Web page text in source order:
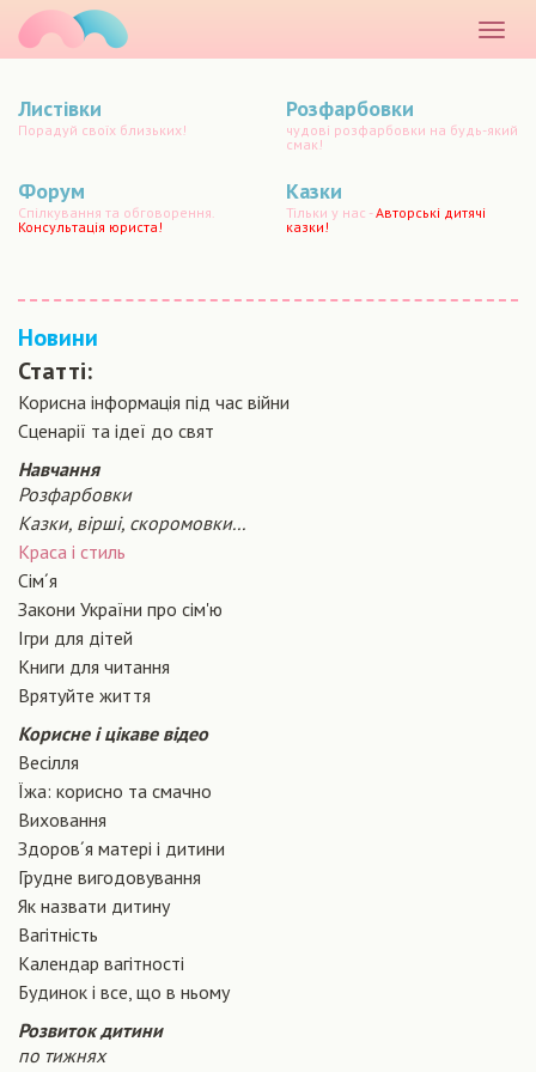
меню
Листівки
Порадуй своїх близьких!
Розфарбовки
чудові розфарбовки на будь-який
смак!
Форум
Спілкування та обговорення.
Консультація юриста!
Казки
Тільки у нас -Авторські дитячі
казки!
Новини
Статті:
Корисна інформація під час війни
Сценарiї та iдеї до свят
Навчання
Розфарбовки
Казки, вірші, скоромовки...
Краса і стиль
Сiм´я
Закони України про сiм'ю
Ігри для дітей
Книги для читання
Врятуйте життя
Корисне і цікаве відео
Весілля
Їжа: корисно та смачно
Виховання
Здоров´я матері і дитини
Грудне вигодовування
Як назвати дитину
Вагiтнiсть
Календар вагітності
Будинок і все, що в ньому
Розвиток дитини
по тижнях